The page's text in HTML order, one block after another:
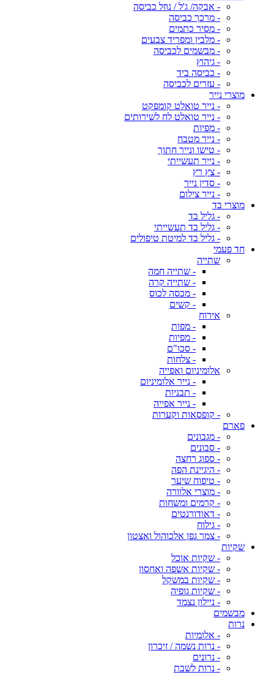
- אבקה/ ג'ל / נוזל כביסה
- מרכך כביסה
- מסיר כתמים
- מלבין ומפריד צבעים
- מבשמים לכביסה
- גיהוץ
- כביסה ביד
- עזרים לכביסה
מוצרי נייר
- נייר טואלט קומפקט
- נייר טואלט לח לשירותים
- מפיות
- נייר מטבח
- טישו ונייר חתוך
- נייר תעשייתי
- צץ רץ
- סדין נייר
- נייר צילום
מוצרי בד
- גליל בד
- גליל בד תעשייתי
- גליל בד למיטת טיפולים
חד פעמי
שתייה
- שתייה חמה
- שתייה קרה
- מכסה לכוס
- קשים
אירוח
- מפות
- מפיות
- סכו"ם
- צלחות
אלומיניום ואפייה
- נייר אלומיניום
- תבניות
- נייר אפייה
- קופסאות וקערות
פארם
- מגבונים
- סבונים
- ספוג רחצה
- היגיינת הפה
- טיפוח שיער
- מוצרי אלוורה
- קרמים ומשחות
- דאודורנטים
- גילוח
- צמר גפן אלכוהול ואצטון
שקיות
- שקיות אוכל
- שקיות אשפה ואחסון
- שקיות במשקל
- שקיות גופיה
- ניילון נצמד
מבשמים
נרות
- אלומיות
- נרות נשמה / זיכרון
- נרונים
- נרות לשבת